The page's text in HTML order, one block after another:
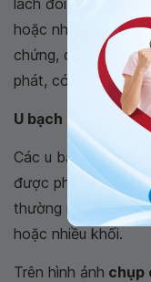
hoặc nhỏ hơn một
chứng, quan trọng
phát, có thể dẫn
U bạch huyết lách
Các u bạch huyết
được phát hiện tình
thường nằm gần
hoặc nhiều khối.
Trên hình ảnh chụp